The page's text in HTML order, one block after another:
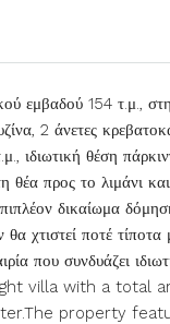
εμβαδού 154 τ.μ.,
2 άνετες
θέση
θέα προς το λιμάνι
δικαίωμα
χτιστεί ποτέ
που συνδυάζει
villa with a total
property